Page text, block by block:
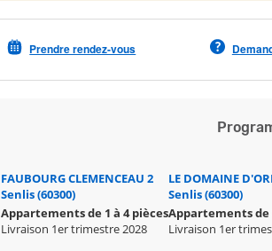
Prendre rendez-vous
FAUBOURG CLEMENCEAU 2
Senlis (60300)
Appartements de 1 à 4 pièces
Livraison 1er trimestre 2028
LE DOMAINE
Senlis (60300)
Appartements de
Livraison 1er